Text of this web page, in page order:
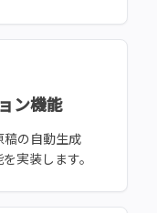
ン機能
稿の自動生成
実装します。